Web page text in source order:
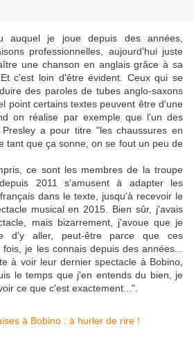
je joue depuis des années,
professionnelles, aujourd'hui juste
une chanson en anglais grâce à sa
c'est loin d'être évident. Ceux qui se
des paroles de tubes anglo-saxons
point certains textes peuvent être d'une
on réalise par exemple que l'un des
a pour titre "les chaussures en
tant que ça sonne, on se fout un peu de
ce sont les membres de la troupe
2011 s'amusent à adapter les
dans le texte, jusqu'à recevoir le
musical en 2015. Bien sûr, j'avais
mais bizarrement, j'avoue que je
d'y aller, peut-être parce que ces
je les connais depuis des années...
à voir leur dernier spectacle à Bobino,
le temps que j'en entends du bien, je
ce que c'est exactement...".